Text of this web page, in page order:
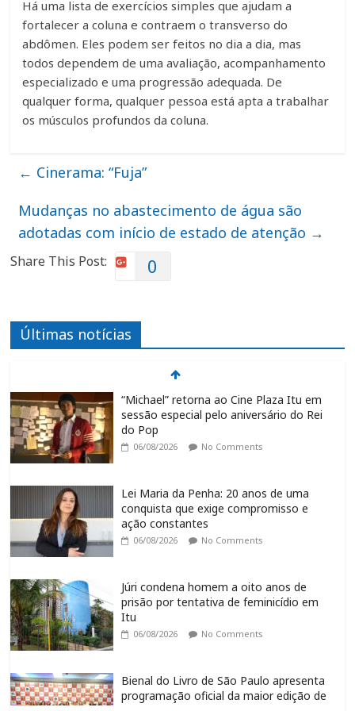
Há uma lista de exercícios simples que ajudam a
fortalecer a coluna e contraem o transverso do
abdômen. Eles podem ser feitos no dia a dia, mas
todos dependem de uma avaliação, acompanhamento
especializado e uma progressão adequada. De
qualquer forma, qualquer pessoa está apta a trabalhar
os músculos profundos da coluna.
← Cinerama: “Fuja”
Mudanças no abastecimento de água são
adotadas com início de estado de atenção →
Share This Post: 0
Últimas notícias
“Michael” retorna ao Cine Plaza Itu em
sessão especial pelo aniversário do Rei
do Pop
06/08/2026 No Comments
Lei Maria da Penha: 20 anos de uma
conquista que exige compromisso e
ação constantes
06/08/2026 No Comments
Júri condena homem a oito anos de
prisão por tentativa de feminicídio em
Itu
06/08/2026 No Comments
Bienal do Livro de São Paulo apresenta
programação oficial da maior edição de